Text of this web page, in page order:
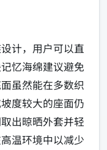
计，用户可以直
忆海绵建议避免
虽然能在多数织
度较大的座面仍
出晾晒外套并轻
温环境中以减少